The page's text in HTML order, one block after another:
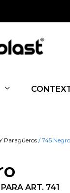
Paragüeros/ 745 Negro
ART. 741